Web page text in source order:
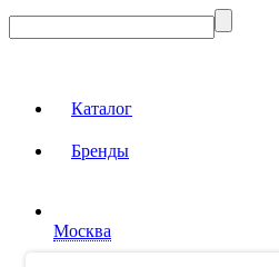
Каталог
Бренды
Москва